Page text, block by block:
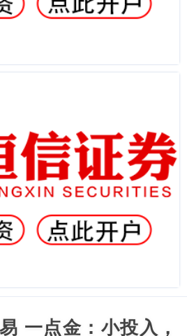
一点金：小投入，